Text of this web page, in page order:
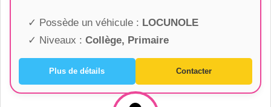
✓ Possède un véhicule : LOCUNOLE
✓ Niveaux : Collège, Primaire
Plus de détails Contacter